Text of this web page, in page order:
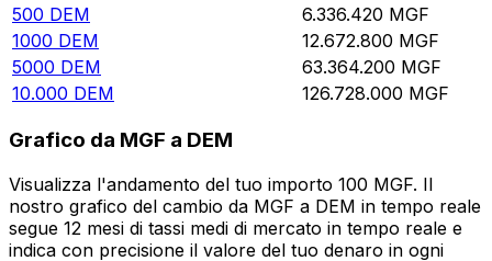
500 DEM 6.336.420 MGF
1000 DEM 12.672.800 MGF
5000 DEM 63.364.200 MGF
10.000 DEM 126.728.000 MGF
Grafico da MGF a DEM
Visualizza l'andamento del tuo importo 100 MGF. Il
nostro grafico del cambio da MGF a DEM in tempo reale
segue 12 mesi di tassi medi di mercato in tempo reale e
indica con precisione il valore del tuo denaro in ogni